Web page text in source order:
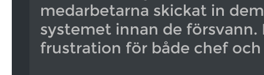
medarbetarna skickat in
systemet innan de försvann.
frustration för både chef